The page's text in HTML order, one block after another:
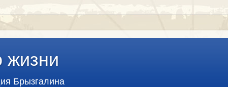
жизни
Брызгалина